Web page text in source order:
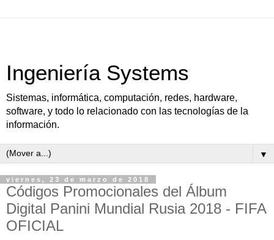
Ingeniería Systems
Sistemas, informática, computación, redes, hardware,
software, y todo lo relacionado con las tecnologías de la
información.
▼
viernes, 23 de marzo de 2018
Códigos Promocionales del Álbum
Digital Panini Mundial Rusia 2018 - FIFA
OFICIAL